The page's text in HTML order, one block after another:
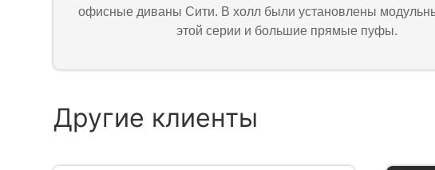
офисные диваны Сити. В холл были установлены
этой серии и большие прямые пуфы.
Другие клиенты